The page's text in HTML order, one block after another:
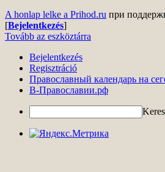
A honlap lelke a Prihod.ru при
[Bejelentkezés]
Tovább az eszköztárra
Bejelentkezés
Regisztráció
Православный календарь на
В-Православии.рф